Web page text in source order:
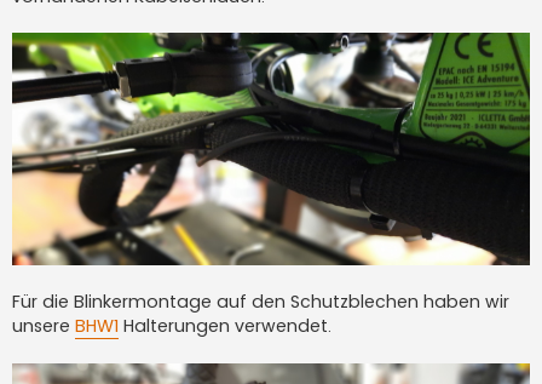
Für die Blinkermontage auf den Schutzblechen haben wir
unsere BHW1 Halterungen verwendet.